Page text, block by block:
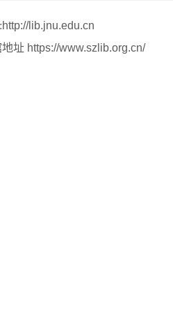
:http://lib.jnu.edu.cn
www.szlib.org.cn/